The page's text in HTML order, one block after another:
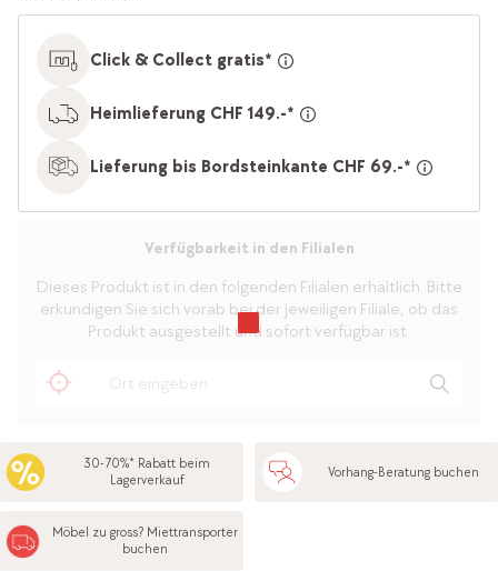
Click & Collect gratis*
Heimlieferung CHF 149.-*
Lieferung bis Bordsteinkante CHF 69.-*
Verfügbarkeit in den Filialen
Dieses Produkt ist in den folgenden Filialen erhältlich. Bitte
erkundigen Sie sich vorab bei der jeweiligen Filiale, ob das
Produkt ausgestellt und sofort verfügbar ist.
30-70%* Rabatt beim
Lagerverkauf
Vorhang-Beratung buchen
Möbel zu gross? Miettransporter
buchen